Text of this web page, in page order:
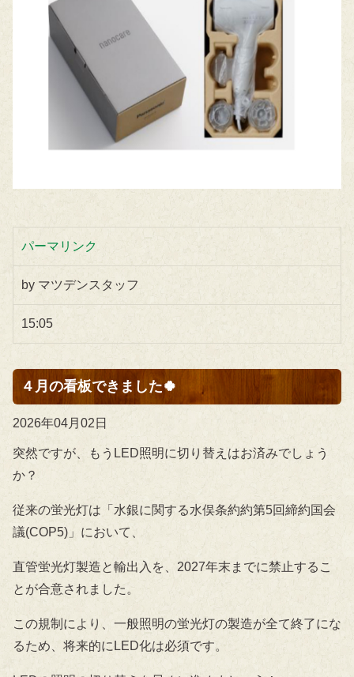
パーマリンク
by マツデンスタッフ
15:05
４月の看板できました🍀
2026年04月02日
突然ですが、もうLED照明に切り替えはお済みでしょう
か？
従来の蛍光灯は「水銀に関する水俣条約約第5回締約国会
議(COP5)」において、
直管蛍光灯製造と輸出入を、2027年末までに禁止するこ
とが合意されました。
この規制により、一般照明の蛍光灯の製造が全て終了にな
るため、将来的にLED化は必須です。